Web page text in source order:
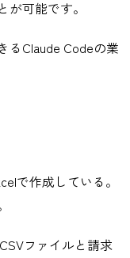
可能です。
るClaude Codeの業
で作成している。
ファイルと請求